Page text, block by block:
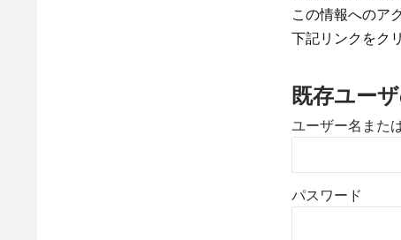
この情報へのア
下記リンクをク
既存ユー
ユーザー名また
パスワード